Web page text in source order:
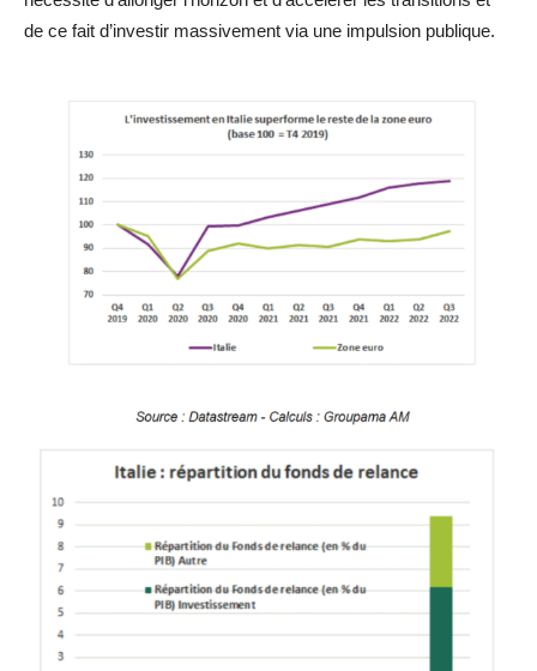
de ce fait d’investir massivement via une impulsion publique.